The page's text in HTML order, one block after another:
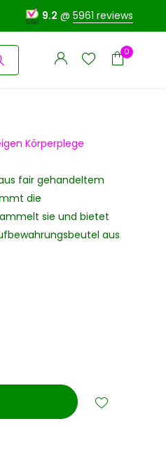
9.2 @ 5961 reviews
Benutzerkonto
Benutzerkonto
0
Körperplege
fair gehandeltem
die
sie und bietet
aus